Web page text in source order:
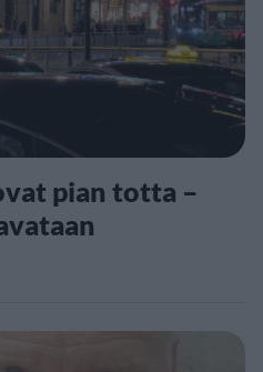
pian totta –